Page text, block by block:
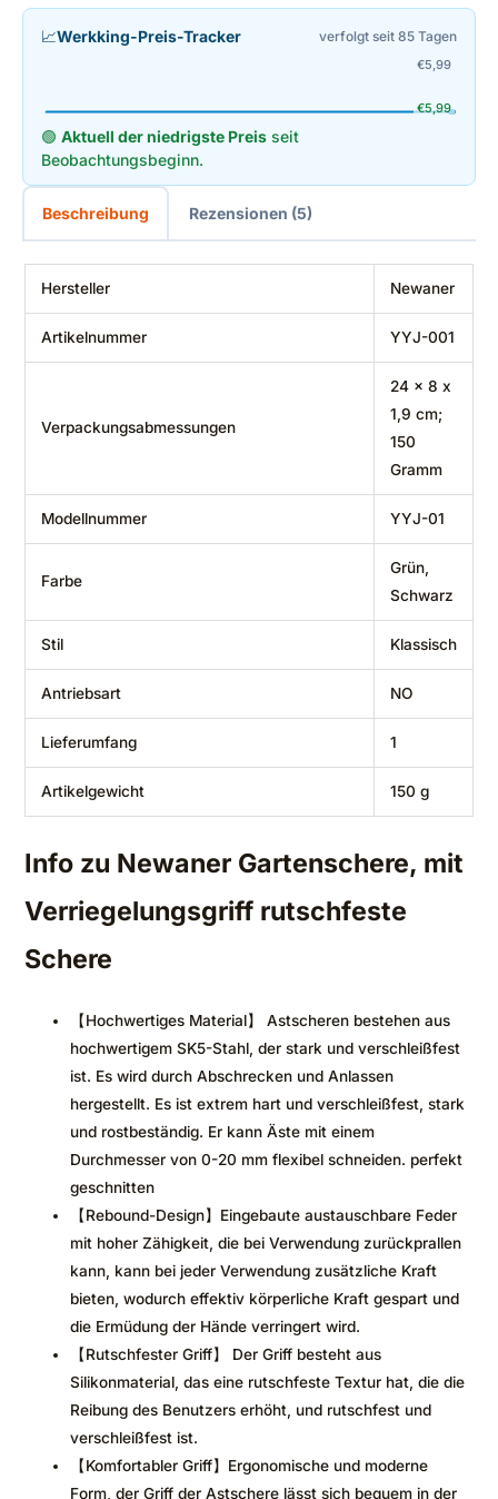
📈Werkking-Preis-Tracker verfolgt seit 85 Tagen
€5,99
€5,99
🟢 Aktuell der niedrigste Preis seit
Beobachtungsbeginn.
Beschreibung Rezensionen (5)
Hersteller ‎Newaner
Artikelnummer ‎YYJ-001
Verpackungsabmessungen
‎24 x 8 x
1,9 cm;
150
Gramm
Modellnummer ‎YYJ-01
Farbe
‎Grün,
Schwarz
Stil ‎Klassisch
Antriebsart ‎NO
Lieferumfang ‎1
Artikelgewicht ‎150 g
Info zu Newaner Gartenschere, mit
Verriegelungsgriff rutschfeste
Schere
【Hochwertiges Material】 Astscheren bestehen aus
hochwertigem SK5-Stahl, der stark und verschleißfest
ist. Es wird durch Abschrecken und Anlassen
hergestellt. Es ist extrem hart und verschleißfest, stark
und rostbeständig. Er kann Äste mit einem
Durchmesser von 0-20 mm flexibel schneiden. perfekt
geschnitten
【Rebound-Design】Eingebaute austauschbare Feder
mit hoher Zähigkeit, die bei Verwendung zurückprallen
kann, kann bei jeder Verwendung zusätzliche Kraft
bieten, wodurch effektiv körperliche Kraft gespart und
die Ermüdung der Hände verringert wird.
【Rutschfester Griff】 Der Griff besteht aus
Silikonmaterial, das eine rutschfeste Textur hat, die die
Reibung des Benutzers erhöht, und rutschfest und
verschleißfest ist.
【Komfortabler Griff】Ergonomische und moderne
Form, der Griff der Astschere lässt sich bequem in der